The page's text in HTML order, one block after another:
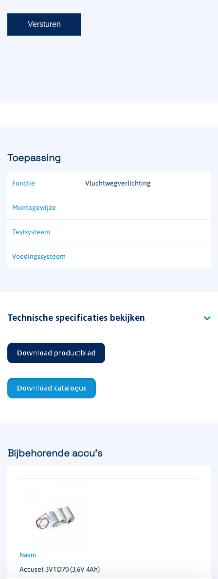
Toepassing
Functie Vluchtwegverlichting
Montagewijze
Testsysteem
Voedingssysteem
Technische specificaties bekijken
Artikelnummer 118487
EAN-code 8715774000478
Download productblad
Download catalogus
Bijbehorende accu's
Accuset 3VTD70 (3,6V 4Ah)